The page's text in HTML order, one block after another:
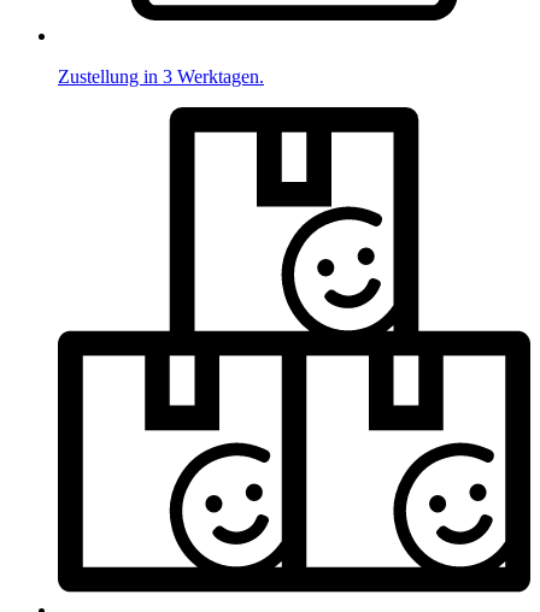
Zustellung in 3 Werktagen.